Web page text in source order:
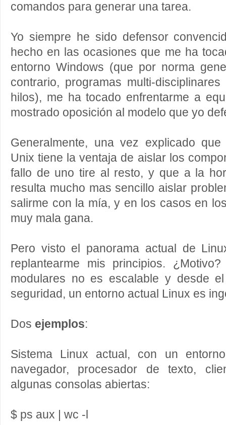
comandos para generar una tarea.
Yo siempre he sido defensor
hecho en las ocasiones que me ha
entorno Windows (que por norma
contrario, programas multi-
hilos), me ha tocado enfrentarme a
mostrado oposición al modelo que yo
Generalmente, una vez explicado
Unix tiene la ventaja de aislar los
fallo de uno tire al resto, y que a la
resulta mucho mas sencillo aislar
salirme con la mía, y en los casos en
muy mala gana.
Pero visto el panorama actual de
replantearme mis principios.
modulares no es escalable y desde
seguridad, un entorno actual Linux es
Dos ejemplos:
Sistema Linux actual, con un
navegador, procesador de texto,
algunas consolas abiertas:
$ ps aux | wc -l